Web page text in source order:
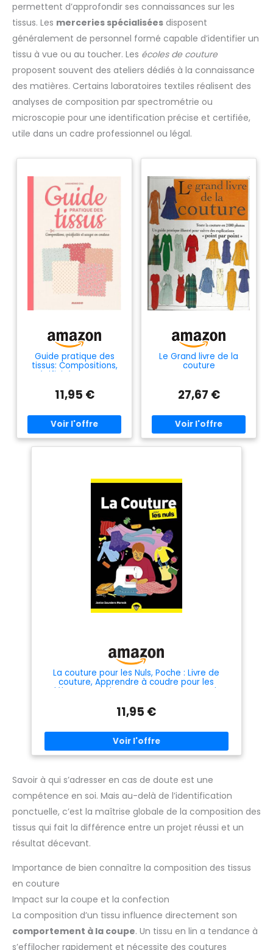
permettent d’approfondir ses connaissances sur les
tissus. Les merceries spécialisées disposent
généralement de personnel formé capable d’identifier un
tissu à vue ou au toucher. Les écoles de couture
proposent souvent des ateliers dédiés à la connaissance
des matières. Certains laboratoires textiles réalisent des
analyses de composition par spectrométrie ou
microscopie pour une identification précise et certifiée,
utile dans un cadre professionnel ou légal.
Guide pratique des
tissus: Compositions,
spécificités et usages
11,95 €
Le Grand livre de la
couture
27,67 €
La couture pour les Nuls, Poche : Livre de
couture, Apprendre à coudre pour les
débutants, Créez vos propres patrons de
patrons, mercerie, techniques
11,95 €
Savoir à qui s’adresser en cas de doute est une
compétence en soi. Mais au-delà de l’identification
ponctuelle, c’est la maîtrise globale de la composition des
tissus qui fait la différence entre un projet réussi et un
résultat décevant.
Importance de bien connaître la composition des tissus
en couture
Impact sur la coupe et la confection
La composition d’un tissu influence directement son
comportement à la coupe. Un tissu en lin a tendance à
s’effilocher rapidement et nécessite des coutures